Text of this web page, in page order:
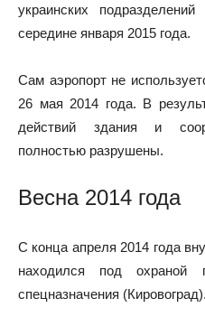
украинских
середине января 2015 года.
Сам аэропорт не
26 мая 2014 года. В
действий здания и
полностью разрушены.
Весна 2014 года
С конца апреля 2014 года
находился под охраной
спецназначения (Кировоград).